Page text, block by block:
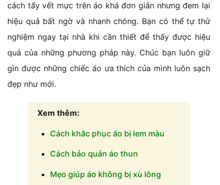
cách tẩy vết mực trên áo khá đơn giản nhưng đem lại
hiệu quả bất ngờ và nhanh chóng. Bạn có thể tự thử
nghiệm ngay tại nhà khi cần thiết để thấy được hiệu
quả của những phương pháp này. Chúc bạn luôn giữ
gìn được những chiếc áo ưa thích của mình luôn sạch
đẹp như mới.
Xem thêm:
Cách khắc phục áo bị lem màu
Cách bảo quản áo thun
Mẹo giúp áo không bị xù lông